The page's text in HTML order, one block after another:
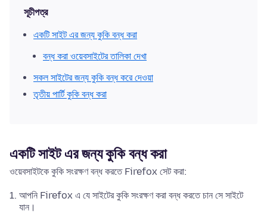
সূচীপত্র
একটি সাইট এর জন্য কুকি বন্ধ করা
বন্ধ করা ওয়েবসাইটের তালিকা দেখা
সকল সাইটের জন্য কুকি বন্ধ করে দেওয়া
তৃতীয় পার্টি কুকি বন্ধ করা
একটি সাইট এর জন্য কুকি বন্ধ করা
ওয়েবসাইটকে কুকি সংরক্ষণ বন্ধ করতে Firefox সেট করা:
আপনি Firefox এ যে সাইটের কুকি সংরক্ষণ করা বন্ধ করতে চান সে সাইটে
যান।